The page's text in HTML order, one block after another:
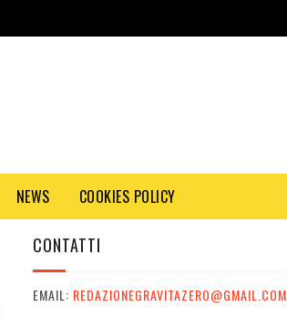
NEWS COOKIES POLICY
CONTATTI
EMAIL: REDAZIONEGRAVITAZERO@GMAIL.COM